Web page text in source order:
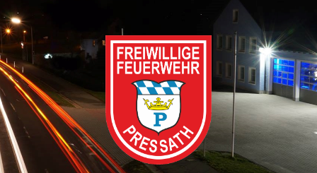
Zum
Inhalt
springen